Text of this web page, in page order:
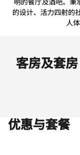
的设计、活力四射的
人
客房及套房
优惠与套餐